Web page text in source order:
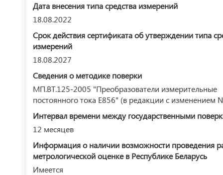
Дата внесения типа средства измерений
18.08.2022
Срок действия сертификата об утверждении типа
измерений
18.08.2027
Сведения о методике поверки
МП.ВТ.125-2005 "Преобразователи измерительные
постоянного тока Е856" (в редакции с изменением
Интервал времени между государственными
12 месяцев
Информация о наличии возможности проведения
метрологической оценке в Республике Беларусь
Имеется